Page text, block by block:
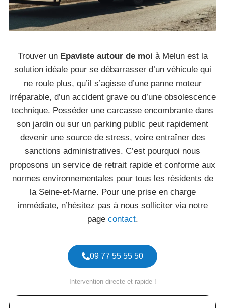
Trouver un Epaviste autour de moi à Melun est la
solution idéale pour se débarrasser d’un véhicule qui
ne roule plus, qu’il s’agisse d’une panne moteur
irréparable, d’un accident grave ou d’une obsolescence
technique. Posséder une carcasse encombrante dans
son jardin ou sur un parking public peut rapidement
devenir une source de stress, voire entraîner des
sanctions administratives. C’est pourquoi nous
proposons un service de retrait rapide et conforme aux
normes environnementales pour tous les résidents de
la Seine-et-Marne. Pour une prise en charge
immédiate, n’hésitez pas à nous solliciter via notre
page contact.
09 77 55 55 50
Intervention directe et rapide !